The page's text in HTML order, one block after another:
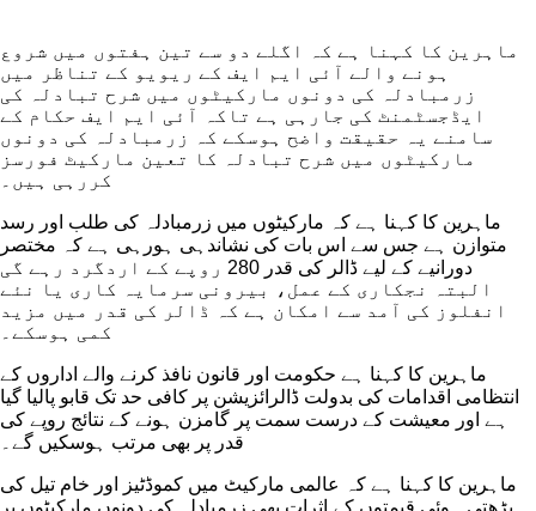
ماہرین کا کہنا ہے کہ اگلے دو سے تین ہفتوں میں شروع
ہونے والے آئی ایم ایف کے ریویو کے تناظر میں
زرمبادلہ کی دونوں مارکیٹوں میں شرح تبادلہ کی
ایڈجسٹمنٹ کی جارہی ہے تاکہ آئی ایم ایف حکام کے
سامنے یہ حقیقت واضح ہوسکے کہ زرمبادلہ کی دونوں
مارکیٹوں میں شرح تبادلہ کا تعین مارکیٹ فورسز
کررہی ہیں۔
ماہرین کا کہنا ہے کہ مارکیٹوں میں زرمبادلہ کی طلب اور رسد
متوازن ہے جس سے اس بات کی نشاندہی ہورہی ہے کہ مختصر
دورانیے کے لیے ڈالر کی قدر 280 روپے کے اردگرد رہے گی
البتہ نجکاری کے عمل، بیرونی سرمایہ کاری یا نئے
انفلوز کی آمد سے امکان ہے کہ ڈالر کی قدر میں مزید
کمی ہوسکے۔
ماہرین کا کہنا ہے حکومت اور قانون نافذ کرنے والے اداروں کے
انتظامی اقدامات کی بدولت ڈالرائزیشن پر کافی حد تک قابو پالیا گیا
ہے اور معیشت کے درست سمت پر گامزن ہونے کے نتائج روپے کی
قدر پر بھی مرتب ہوسکیں گے۔
ماہرین کا کہنا ہے کہ عالمی مارکیٹ میں کموڈٹیز اور خام تیل کی
بڑھتی ہوئی قیمتوں کے اثرات بھی زرمبادلہ کی دونوں مارکیٹوں پر